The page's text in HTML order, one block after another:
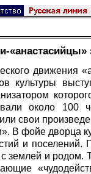
движения
культуры
около 100
свои
В фойе дворца
и
землей и